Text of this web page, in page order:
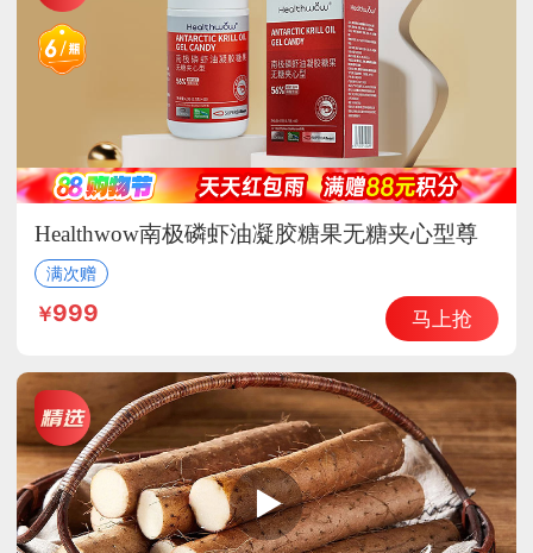
Healthwow南极磷虾油凝胶糖果无糖夹心型尊
贵组
满次赠
999 马上抢